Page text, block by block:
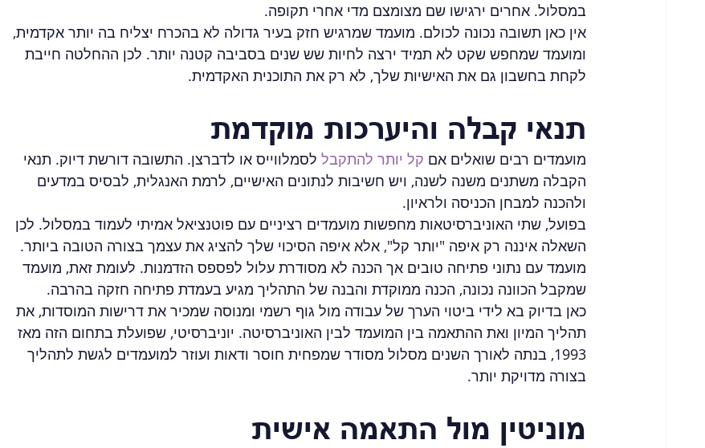
במסלול. אחרים ירגישו שם מצומצם מדי אחרי תקופה.
אין כאן תשובה נכונה לכולם. מועמד שמרגיש חזק בעיר גדולה לא בהכרח יצליח בה יותר אקדמית,
ומועמד שמחפש שקט לא תמיד ירצה לחיות שש שנים בסביבה קטנה יותר. לכן ההחלטה חייבת
לקחת בחשבון גם את האישיות שלך, לא רק את התוכנית האקדמית.
תנאי קבלה והיערכות מוקדמת
מועמדים רבים שואלים אם קל יותר להתקבל לסמלווייס או לדברצן. התשובה דורשת דיוק. תנאי
הקבלה משתנים משנה לשנה, ויש חשיבות לנתונים האישיים, לרמת האנגלית, לבסיס במדעים
ולהכנה למבחן הכניסה ולראיון.
בפועל, שתי האוניברסיטאות מחפשות מועמדים רציניים עם פוטנציאל אמיתי לעמוד במסלול. לכן
השאלה איננה רק איפה "יותר קל", אלא איפה הסיכוי שלך להציג את עצמך בצורה הטובה ביותר.
מועמד עם נתוני פתיחה טובים אך הכנה לא מסודרת עלול לפספס הזדמנות. לעומת זאת, מועמד
שמקבל הכוונה נכונה, הכנה ממוקדת והבנה של התהליך מגיע בעמדת פתיחה חזקה בהרבה.
כאן בדיוק בא לידי ביטוי הערך של עבודה מול גוף רשמי ומנוסה שמכיר את דרישות המוסדות, את
תהליך המיון ואת ההתאמה בין המועמד לבין האוניברסיטה. יוניברסיטי, שפועלת בתחום הזה מאז
1993, בנתה לאורך השנים מסלול מסודר שמפחית חוסר ודאות ועוזר למועמדים לגשת לתהליך
בצורה מדויקת יותר.
מוניטין מול התאמה אישית